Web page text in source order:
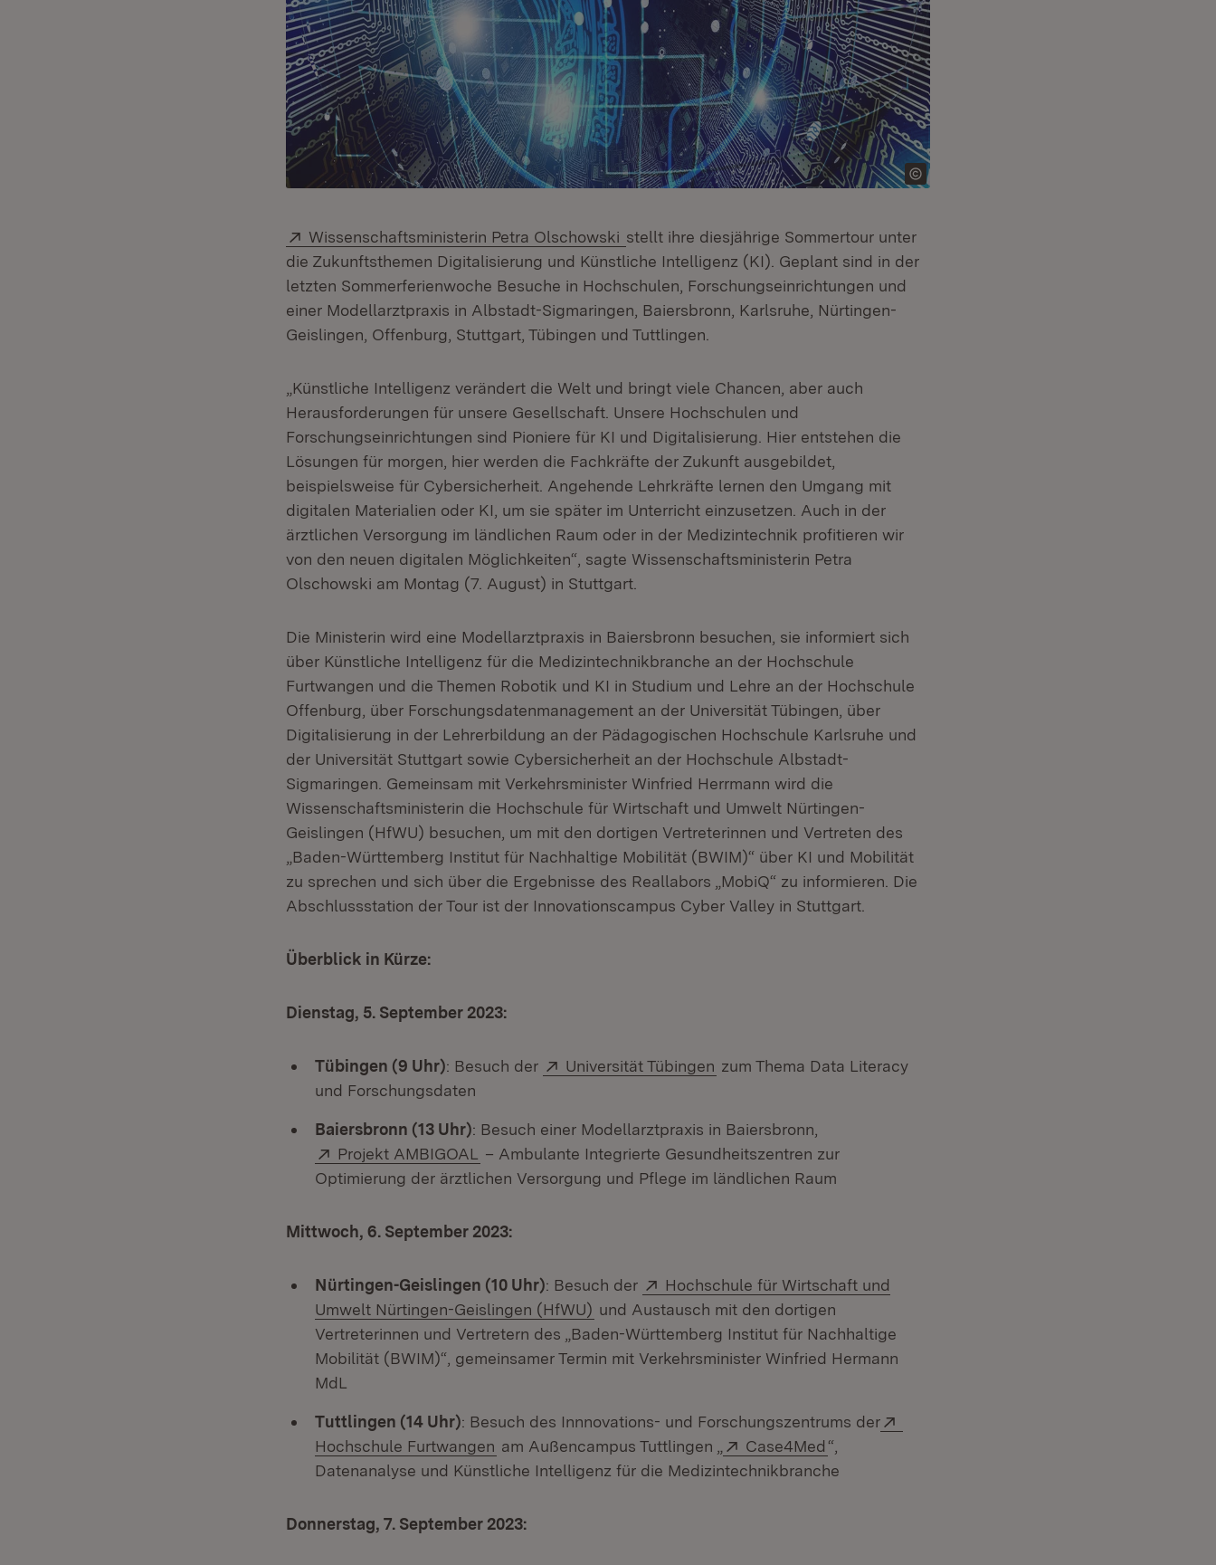
Extern:
Wissenschaftsministerin Petra Olschowski (Öffnet in neuem Fenster)
stellt ihre diesjährige Sommertour unter
die Zukunftsthemen Digitalisierung und Künstliche Intelligenz (KI). Geplant sind in der
letzten Sommerferienwoche Besuche in Hochschulen, Forschungseinrichtungen und
einer Modellarztpraxis in Albstadt-Sigmaringen, Baiersbronn, Karlsruhe, Nürtingen-
Geislingen, Offenburg, Stuttgart, Tübingen und Tuttlingen.
„Künstliche Intelligenz verändert die Welt und bringt viele Chancen, aber auch
Herausforderungen für unsere Gesellschaft. Unsere Hochschulen und
Forschungseinrichtungen sind Pioniere für KI und Digitalisierung. Hier entstehen die
Lösungen für morgen, hier werden die Fachkräfte der Zukunft ausgebildet,
beispielsweise für Cybersicherheit. Angehende Lehrkräfte lernen den Umgang mit
digitalen Materialien oder KI, um sie später im Unterricht einzusetzen. Auch in der
ärztlichen Versorgung im ländlichen Raum oder in der Medizintechnik profitieren wir
von den neuen digitalen Möglichkeiten“, sagte Wissenschaftsministerin Petra
Olschowski am Montag (7. August) in Stuttgart.
Die Ministerin wird eine Modellarztpraxis in Baiersbronn besuchen, sie informiert sich
über Künstliche Intelligenz für die Medizintechnikbranche an der Hochschule
Furtwangen und die Themen Robotik und KI in Studium und Lehre an der Hochschule
Offenburg, über Forschungsdatenmanagement an der Universität Tübingen, über
Digitalisierung in der Lehrerbildung an der Pädagogischen Hochschule Karlsruhe und
der Universität Stuttgart sowie Cybersicherheit an der Hochschule Albstadt-
Sigmaringen. Gemeinsam mit Verkehrsminister Winfried Herrmann wird die
Wissenschaftsministerin die Hochschule für Wirtschaft und Umwelt Nürtingen-
Geislingen (HfWU) besuchen, um mit den dortigen Vertreterinnen und Vertreten des
„Baden-Württemberg Institut für Nachhaltige Mobilität (BWIM)“ über KI und Mobilität
zu sprechen und sich über die Ergebnisse des Reallabors „MobiQ“ zu informieren. Die
Abschlussstation der Tour ist der Innovationscampus Cyber Valley in Stuttgart.
Überblick in Kürze:
Dienstag, 5. September 2023:
Tübingen (9 Uhr): Besuch der Extern:
Universität Tübingen (Öffnet in neuem Fenster)
zum Thema Data Literacy
und Forschungsdaten
Baiersbronn (13 Uhr): Besuch einer Modellarztpraxis in Baiersbronn,
Extern:
Projekt AMBIGOAL (Öffnet in neuem Fenster)
– Ambulante Integrierte Gesundheitszentren zur
Optimierung der ärztlichen Versorgung und Pflege im ländlichen Raum
Mittwoch, 6. September 2023:
Nürtingen-Geislingen (10 Uhr): Besuch der Extern:
Hochschule für Wirtschaft und
Umwelt Nürtingen-Geislingen (HfWU) (Öffnet in neuem Fenster)
und Austausch mit den dortigen
Vertreterinnen und Vertretern des „Baden-Württemberg Institut für Nachhaltige
Mobilität (BWIM)“, gemeinsamer Termin mit Verkehrsminister Winfried Hermann
MdL
Tuttlingen (14 Uhr): Besuch des Innnovations- und Forschungszentrums der
Hochschule Furtwangen (Öffnet in neuem Fenster)
am Außencampus Tuttlingen „ Extern:
Case4Med(Öffnet in neuem Fenster)
“,
Datenanalyse und Künstliche Intelligenz für die Medizintechnikbranche
Donnerstag, 7. September 2023: